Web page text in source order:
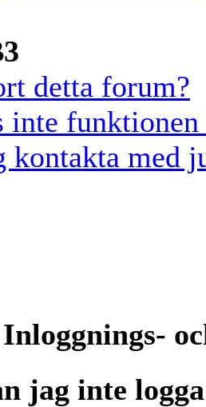
detta forum?
inte funktionen
kontakta med
Inloggnings-
jag inte